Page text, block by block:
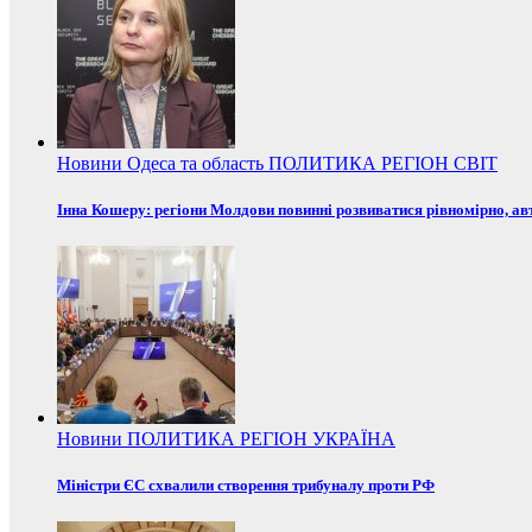
Новини Одеса та область ПОЛИТИКА РЕГІОН СВІТ
Інна Кошеру: регіони Молдови повинні розвиватися рівномірно,
Новини ПОЛИТИКА РЕГІОН УКРАЇНА
Міністри ЄС схвалили створення трибуналу проти РФ